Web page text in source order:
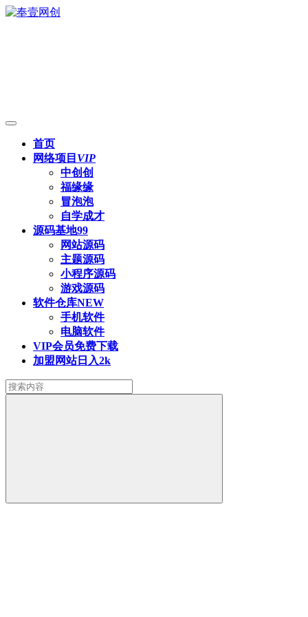
首页
网络项目 VIP
中创创
福缘缘
冒泡泡
自学成才
源码基地99
网站源码
主题源码
小程序源码
游戏源码
软件仓库NEW
手机软件
电脑软件
VIP会员免费下载
加盟网站日入2k